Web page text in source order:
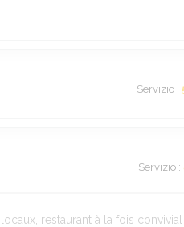
Servizio:
Servizio:
restaurant à la fois